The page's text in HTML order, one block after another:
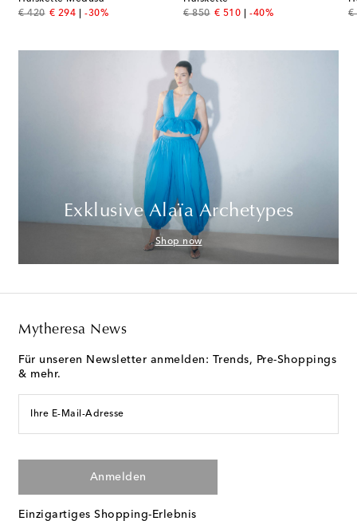
€ 420
original price
€ 294
discount price
-30%
€ 850
original price
€ 510
discount price
-40%
€
Exklusive Alaïa Archetypes
Shop now
Mytheresa News
Für unseren Newsletter anmelden: Trends, Pre-Shoppings
& mehr.
Ihre E-Mail-Adresse
Anmelden
Einzigartiges Shopping-Erlebnis